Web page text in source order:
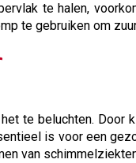
te halen,
te gebruiken om
te beluchten. Door
is voor een
van